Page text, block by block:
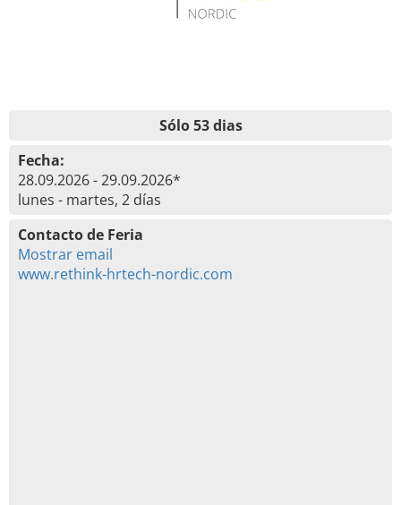
Sólo 53 dias
Fecha:
28.09.2026 - 29.09.2026*
lunes - martes, 2 días
Contacto de Feria
Mostrar email
www.rethink-hrtech-nordic.com